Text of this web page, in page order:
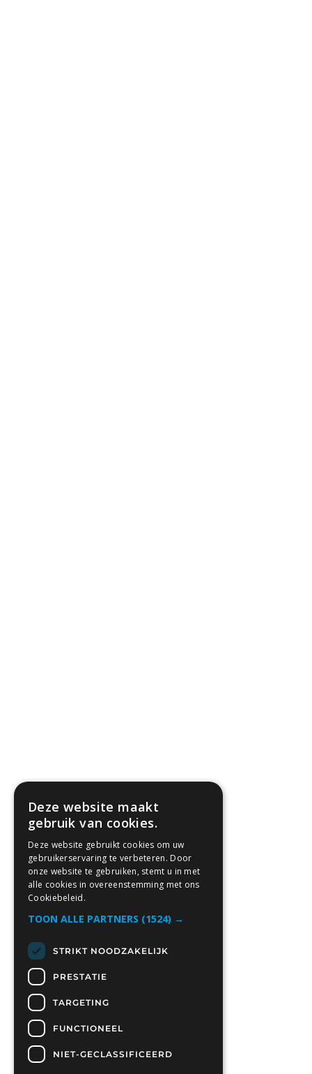
Deze website maakt
gebruik van cookies.
Deze website gebruikt cookies om uw
gebruikerservaring te verbeteren. Door
onze website te gebruiken, stemt u in met
alle cookies in overeenstemming met ons
Cookiebeleid.
TOON ALLE PARTNERS (1524) →
STRIKT NOODZAKELIJK
PRESTATIE
TARGETING
FUNCTIONEEL
NIET-GECLASSIFICEERD